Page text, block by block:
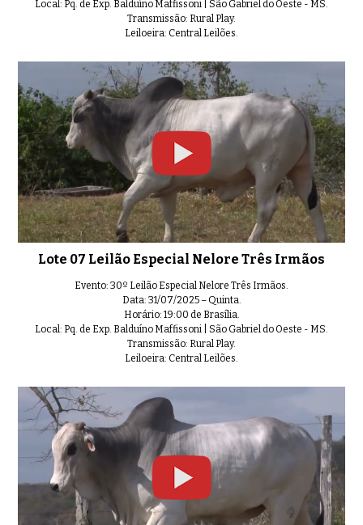
0:33 Lote 25 Leilão Especial Nelore
0:54 Lote 26 Leilão Especial Nelore
0:31 Lote 28 Leilão Especial Nelore
0:39 Lote 27 Leilão Especial Nelore
Lote 29 Leilão Especial Nelore
0:38 Lote 30 Leilão Especial Nelore
Local: Pq. de Exp. Balduíno Maffissoni | São Gabriel do Oeste - MS.
Transmissão: Rural Play.
Leiloeira: Central Leilões.
Lote 07 Leilão Especial Nelore Três Irmãos
Evento: 30º Leilão Especial Nelore Três Irmãos.
Data: 31/07/2025 – Quinta.
Horário: 19:00 de Brasília.
Local: Pq. de Exp. Balduíno Maffissoni | São Gabriel do Oeste - MS.
Transmissão: Rural Play.
Leiloeira: Central Leilões.